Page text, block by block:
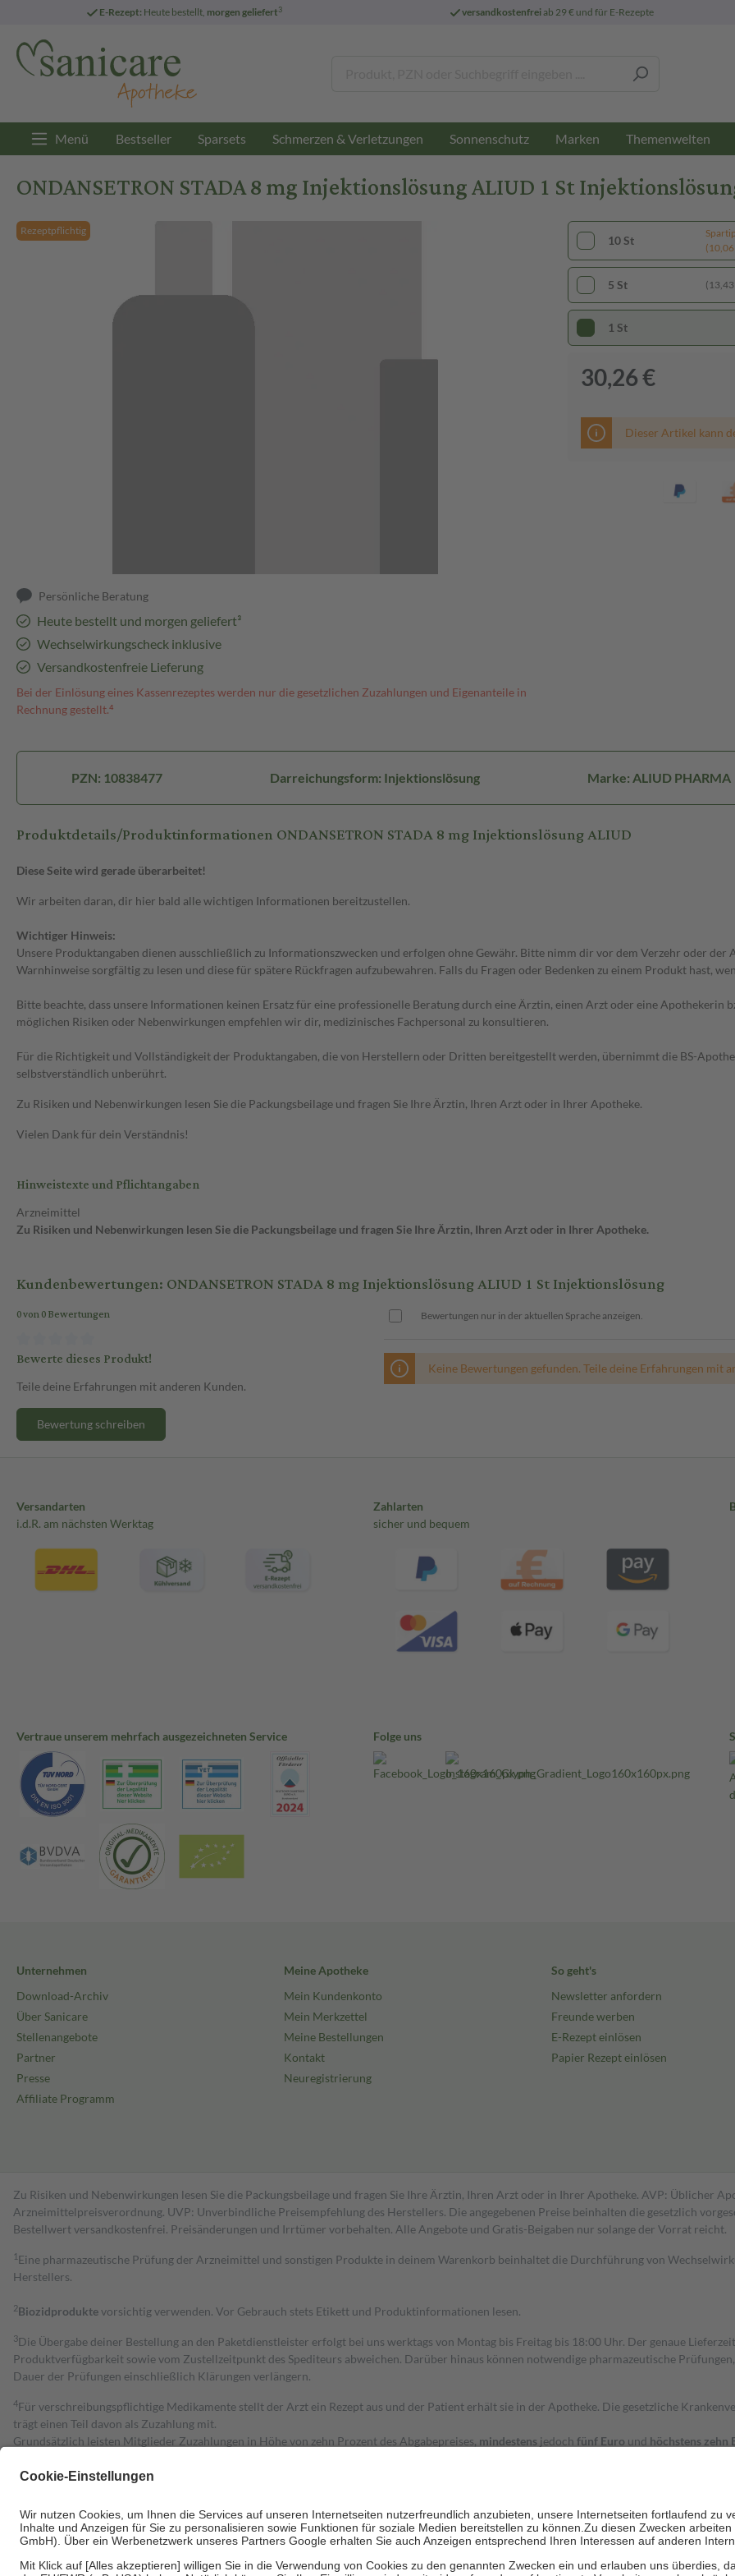
E-Rezept: Heute bestellt, morgen geliefert3 versandkostenfreiab 29 € und für E-Rezepte
Menü Bestseller Sparsets Schmerzen & Verletzungen Sonnenschutz Marken Themenwelten
ONDANSETRON STADA 8 mg Injektionslösung ALIUD 1 St
Rezeptpflichtig
Persönliche Beratung
Heute bestellt und morgen geliefert³
Wechselwirkungscheck inklusive
Versandkostenfreie Lieferung
Bei der Einlösung eines Kassenrezeptes werden nur die gesetzlichen Zuzahlungen und Eigenanteile in
Rechnung gestellt.⁴
10 St
(10,06
5 St (13,43
1 St
30,26 €
Dieser Artikel kann
PZN: 10838477 Darreichungsform: Injektionslösung Marke: ALIUD PHARMA
Produktdetails/Produktinformationen ONDANSETRON STADA 8 mg Injektionslösung ALIUD
Diese Seite wird gerade überarbeitet!
Wir arbeiten daran, dir hier bald alle wichtigen Informationen bereitzustellen.
Wichtiger Hinweis:
Unsere Produktangaben dienen ausschließlich zu Informationszwecken und erfolgen ohne Gewähr. Bitte nimm dir vor dem Verzehr oder
Warnhinweise sorgfältig zu lesen und diese für spätere Rückfragen aufzubewahren. Falls du Fragen oder Bedenken zu einem Produkt hast,
Bitte beachte, dass unsere Informationen keinen Ersatz für eine professionelle Beratung durch eine Ärztin, einen Arzt oder eine Apothekerin
möglichen Risiken oder Nebenwirkungen empfehlen wir dir, medizinisches Fachpersonal zu konsultieren.
Für die Richtigkeit und Vollständigkeit der Produktangaben, die von Herstellern oder Dritten bereitgestellt werden, übernimmt die BS-
selbstverständlich unberührt.
Zu Risiken und Nebenwirkungen lesen Sie die Packungsbeilage und fragen Sie Ihre Ärztin, Ihren Arzt oder in Ihrer Apotheke.
Vielen Dank für dein Verständnis!
Hinweistexte und Pflichtangaben
Arzneimittel
Zu Risiken und Nebenwirkungen lesen Sie die Packungsbeilage und fragen Sie Ihre Ärztin, Ihren Arzt oder in Ihrer Apotheke.
Kundenbewertungen: ONDANSETRON STADA 8 mg Injektionslösung ALIUD 1 St Injektionslösung
0 von 0 Bewertungen
Bewerte dieses Produkt!
Teile deine Erfahrungen mit anderen Kunden.
Bewertung schreiben
Bewertungen nur in der aktuellen Sprache anzeigen.
Keine Bewertungen gefunden. Teile deine Erfahrungen mit
Versandarten
i.d.R. am nächsten Werktag
Zahlarten
sicher und bequem
Vertraue unserem mehrfach ausgezeichneten Service Folge uns
Unternehmen
Download-Archiv
Über Sanicare
Stellenangebote
Partner
Presse
Affiliate Programm
Meine Apotheke
Mein Kundenkonto
Mein Merkzettel
Meine Bestellungen
Kontakt
Neuregistrierung
So geht's
Newsletter anfordern
Freunde werben
E-Rezept einlösen
Papier Rezept einlösen
Zu Risiken und Nebenwirkungen lesen Sie die Packungsbeilage und fragen Sie Ihre Ärztin, Ihren Arzt oder in Ihrer Apotheke. AVP: Üblicher
Arzneimittelpreisverordnung. UVP: Unverbindliche Preisempfehlung des Herstellers. Die angegebenen Preise beinhalten die gesetzlich
Bestell­wert versand­kosten­frei. Preisänderungen und Irrtümer vorbehalten. Alle Angebote und Gratis-Beigaben nur solange der Vorrat reicht.
1 Eine pharmazeutische Prüfung der Arzneimittel und sonstigen Produkte in deinem Warenkorb beinhaltet die Durchführung von
Herstellers.
2Biozidproduktevorsichtig verwenden. Vor Gebrauch stets Etikett und Produktinformationen lesen.
3Die Übergabe deiner Bestellung an den Paketdienstleister erfolgt bei uns werktags von Montag bis Freitag bis 18:00 Uhr. Der genaue
Produktverfügbarkeit sowie vom Zustellzeitpunkt des Spediteurs abweichen. Darüber hinaus können notwendige pharmazeutische
Dauer der Prüfungen einschließlich Klärungen verlängern.
4Für verschreibungspflichtige Medikamente stellt der Arzt ein Rezept aus und der Patient erhält sie in der Apotheke. Die gesetzliche
trägt einen Teil davon als Zuzahlung mit.
Grundsätzlich leisten Mitglieder Zuzahlungen in Höhe von zehn Prozent des Abgabepreises, mindestens jedoch fünf Euro und höchstens zehn
Diese Regeln gelten grundsätzlich auch für Online-Apotheken.
Um das Engagement der Versicherten für ihre eigene Gesundheit zu stärken und die besondere Stellung der Familie zu unterstützen, fallen
• Kindern und Jugendlichen bis zum vollendeten 18. Lebensjahr mit Ausnahme der Fahrkosten
• Untersuchungen zur Vorsorge und Früherkennung, die von der GKV getragen werden
• empfohlenen Schutzimpfungen